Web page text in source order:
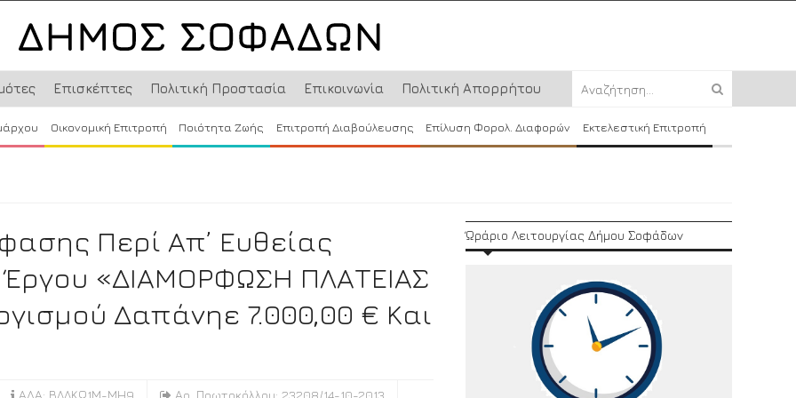
Επισκέπτες Πολιτική Προστασία Επικοινωνία Πολιτική Απορρήτου
Οικονομική Επιτροπή Ποιότητα Ζωής Επιτροπή Διαβούλευσης Επίλυση Φορολ. Διαφορών Εκτελεστική Επιτροπή
Περί Απ’ Ευθείας
«ΔΙΑΜΟΡΦΩΣΗ ΠΛΑΤΕΙΑΣ
Δαπάνηε 7.000,00 € Και
ΑΔΑ: ΒΛΛΚΩ1Μ-ΜΗ9 Αρ. Πρωτοκόλλου: 23208/14-10-2013
Ώράριο Λειτουργίας Δήμου Σοφάδων